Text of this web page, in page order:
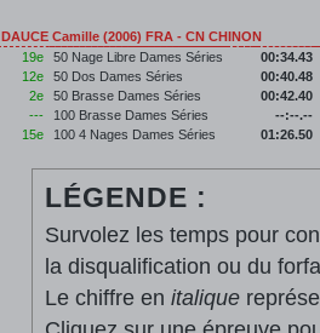
DAUCE Camille (2006) FRA - CN CHINON
19e
50 Nage Libre Dames Séries
00:34.43
12e
50 Dos Dames Séries
00:40.48
2e
50 Brasse Dames Séries
00:42.40
---
100 Brasse Dames Séries
--:--.--
15e
100 4 Nages Dames Séries 01:26.50
LÉGENDE :
Survolez les temps pour
la disqualification ou du
Le chiffre en italique